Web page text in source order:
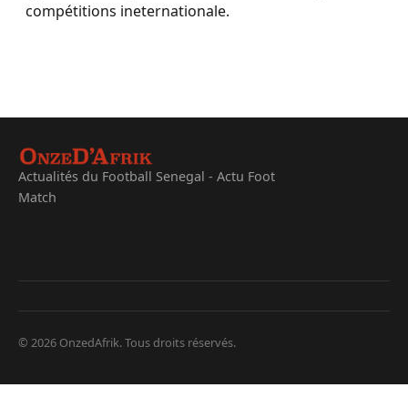
compétitions ineternationale.
Actualités du Football Senegal - Actu Foot
Match
© 2026 OnzedAfrik. Tous droits réservés.